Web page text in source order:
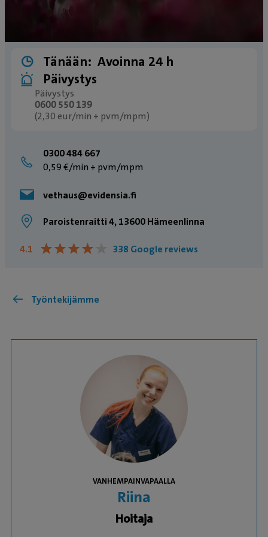
Tänään: Avoinna 24 h
Päivystys
Päivystys
0600 550 139
(2,30 eur/min + pvm/mpm)
0300 484 667
0,59 €/min + pvm/mpm
vethaus@evidensia.fi
Paroistenraitti 4, 13600 Hämeenlinna
4.1 ★★★★★
★★★★★ 338 Google reviews
Työntekijämme
VANHEMPAINVAPAALLA
Riina
Hoitaja